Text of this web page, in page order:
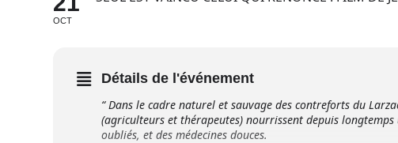
OCT
Détails de l'événement
“Dans le cadre naturel et sauvage des contreforts du
(agriculteurs et thérapeutes) nourrissent depuis
oubliés, et des médecines douces.